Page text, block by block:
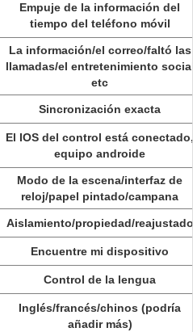
Empuje de la información del
tiempo del teléfono móvil
La información/el correo/faltó las
llamadas/el entretenimiento
etc
Sincronización exacta
El IOS del control está conectado,
equipo androide
Modo de la escena/interfaz de
reloj/papel pintado/campana
Aislamiento/propiedad/reajustado
Encuentre mi dispositivo
Control de la lengua
Inglés/francés/chinos (podría
añadir más)